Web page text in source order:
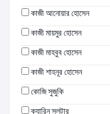
কাজী আনোয়ার হোসেন
কাজী মায়মুর হোসেন
কাজী মাহবুব হোসেন
কাজী শাহনূর হোসেন
কোজি সুজুকি
ক্যারিন স্লটার